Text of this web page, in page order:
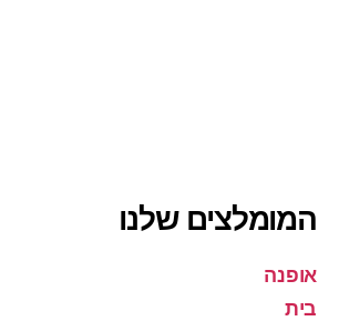
המומלצים שלנו
אופנה
בית